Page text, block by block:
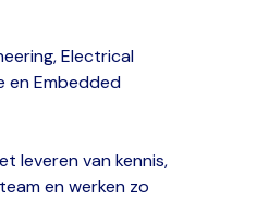
Electrical
en Embedded
leveren van kennis,
en werken zo